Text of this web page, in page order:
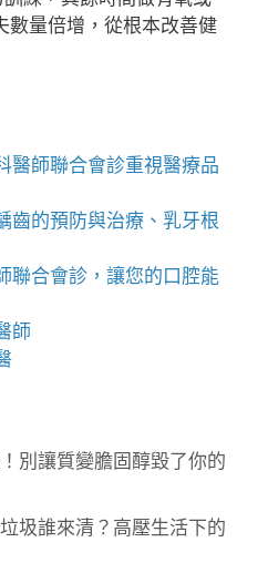
數量倍增，從根本改善健
醫師聯合會診重視醫療品
齒的預防與治療、乳牙根
聯合會診，讓您的口腔能
師
別讓質變膽固醇毀了你的
圾誰來清？高壓生活下的